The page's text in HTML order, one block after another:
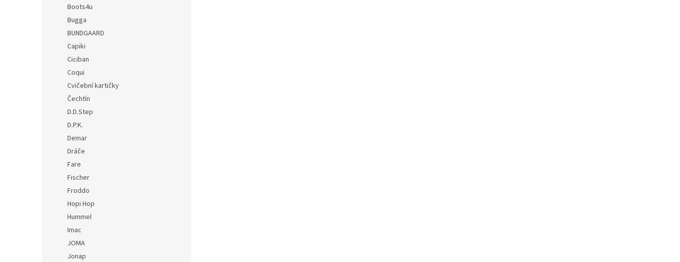
Boots4u
Bugga
BUNDGAARD
Capiki
Ciciban
Coqui
Cvičební kartičky
Čechtín
D.D.Step
D.P.K.
Demar
Dráče
Fare
Fischer
Froddo
Hopi Hop
Hummel
Imac
JOMA
Jonap